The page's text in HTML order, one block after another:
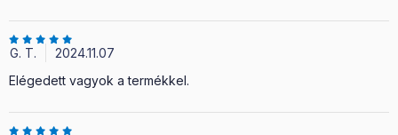
G. T.
2024.11.07
Elégedett vagyok a termékkel.